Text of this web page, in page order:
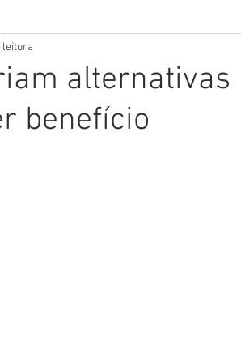
alternativas
benefício
leitura